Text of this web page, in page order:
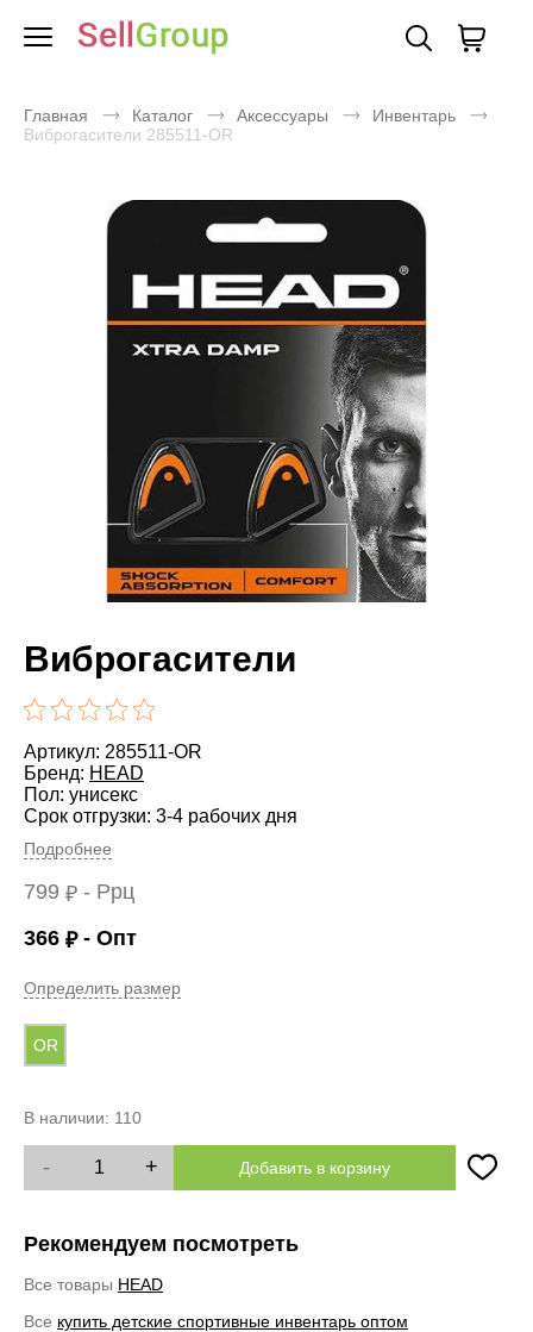
Главная Каталог Аксессуары
Инвентарь
Виброгасители 285511-OR
Виброгасители
Артикул: 285511-OR
Бренд: HEAD
Пол: унисекс
Срок отгрузки: 3-4 рабочих дня
Подробнее
799 ₽ - Ррц
366 ₽- Опт
Определить размер
OR
В наличии: 110
- + Добавить в корзину
Рекомендуем посмотреть
Все товары HEAD
Все купить детские спортивные инвентарь оптом